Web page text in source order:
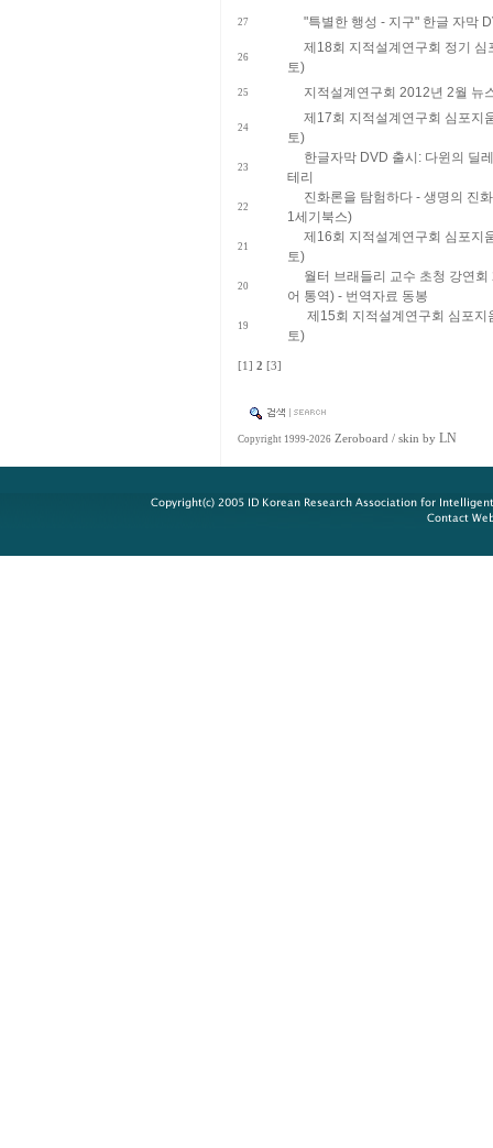
27 "특별한 행성 - 지구" 한글 자막
26
제18회 지적설계연구회 정기
토)
25 지적설계연구회 2012년 2월 뉴
24
제17회 지적설계연구회 심포지
토)
23
한글자막 DVD 출시: 다윈의 딜
테리
22
진화론을 탐험하다 - 생명의 진
1세기북스)
21
제16회 지적설계연구회 심포지
토)
20
월터 브래들리 교수 초청 강연
어 통역) - 번역자료 동봉
19
제15회 지적설계연구회 심포
토)
[1] 2 [3]
Copyright 1999-2026 Zeroboard / skin by LN